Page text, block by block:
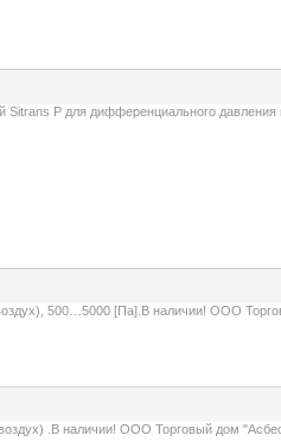
P для дифференциального давления
500…5000 [Па].В наличии! ООО
.В наличии! ООО Торговый дом